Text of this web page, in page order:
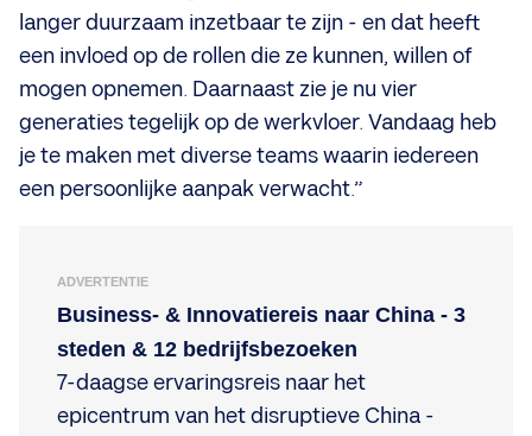
langer duurzaam inzetbaar te zijn - en dat heeft
een invloed op de rollen die ze kunnen, willen of
mogen opnemen. Daarnaast zie je nu vier
generaties tegelijk op de werkvloer. Vandaag heb
je te maken met diverse teams waarin iedereen
een persoonlijke aanpak verwacht.”
ADVERTENTIE
Business- & Innovatiereis naar China - 3
steden & 12 bedrijfsbezoeken
7-daagse ervaringsreis naar het
epicentrum van het disruptieve China -